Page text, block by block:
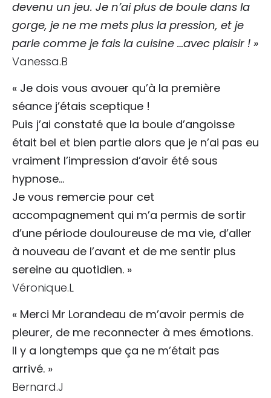
devenu un jeu. Je n’ai plus de boule dans la
gorge, je ne me mets plus la pression, et je
parle comme je fais la cuisine …avec plaisir ! »
Vanessa.B
« Je dois vous avouer qu’à la première
séance j’étais sceptique !
Puis j’ai constaté que la boule d’angoisse
était bel et bien partie alors que je n’ai pas eu
vraiment l’impression d’avoir été sous
hypnose…
Je vous remercie pour cet
accompagnement qui m’a permis de sortir
d’une période douloureuse de ma vie, d’aller
à nouveau de l’avant et de me sentir plus
sereine au quotidien. »
Véronique.L
« Merci Mr Lorandeau de m’avoir permis de
pleurer, de me reconnecter à mes émotions.
Il y a longtemps que ça ne m’était pas
arrivé. »
Bernard.J